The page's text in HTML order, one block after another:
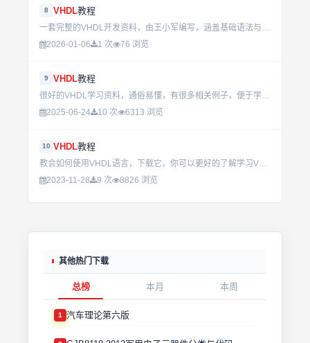
8 VHDL教程
一套完整的VHDL开发资料，由王小军编写，涵盖基础语法与实际应用。内容简洁明了，适合初学者和进阶者快速掌握数字电路设计方法。...
2026-01-06
1 次 76 浏览
9 VHDL教程
很好的VHDL学习资料，通俗易懂，有很多相关例子，便于学习，超赞的PPT...
2025-06-24
10 次 6313 浏览
10 VHDL教程
教会如何使用VHDL语言，下载它，你可以更好的了解学习VHDL语言...
2023-11-28
9 次 8826 浏览
其他热门下载
总榜 本月 本周
1 汽车理论第六版